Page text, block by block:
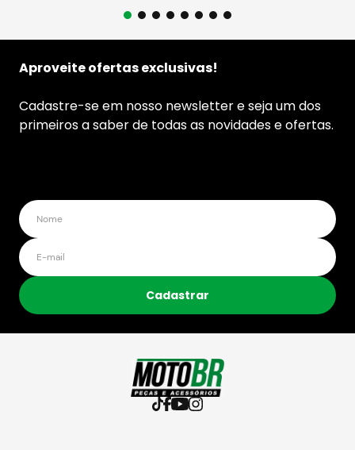
Aproveite ofertas exclusivas!
Cadastre-se em nosso newsletter e seja um dos
primeiros a saber de todas as novidades e ofertas.
Cadastrar